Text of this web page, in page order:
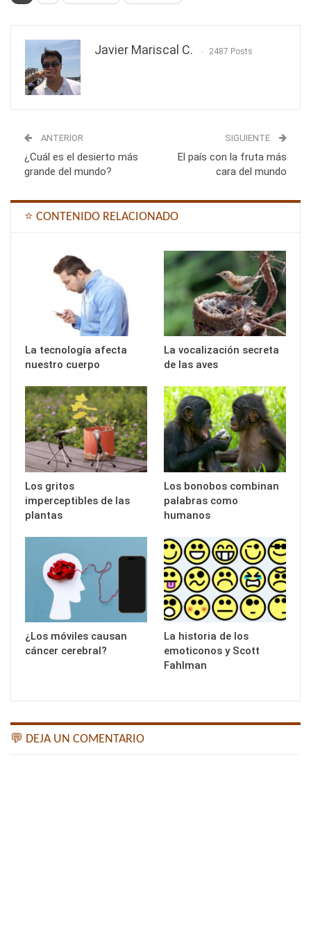
Javier Mariscal C. 2487 Posts
ANTERIOR
¿Cuál es el desierto más
grande del mundo?
SIGUIENTE
El país con la fruta más
cara del mundo
⭐ CONTENIDO RELACIONADO
La tecnología afecta
nuestro cuerpo
La vocalización secreta
de las aves
Los gritos
imperceptibles de las
plantas
Los bonobos combinan
palabras como
humanos
¿Los móviles causan
cáncer cerebral?
La historia de los
emoticonos y Scott
Fahlman
💬 DEJA UN COMENTARIO